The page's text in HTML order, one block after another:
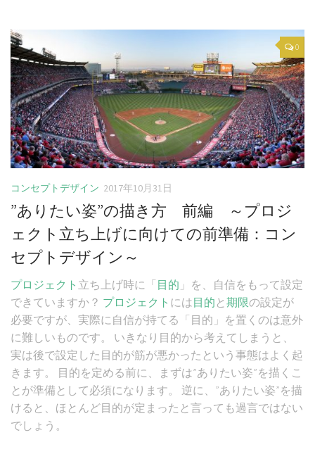
0
コンセプトデザイン 2017年10月31日
”ありたい姿”の描き方 前編 ～プロジ
ェクト立ち上げに向けての前準備：コン
セプトデザイン～
プロジェクト 立ち上げ時に「 目的 」を、自信をもって設定
できていますか？ プロジェクト には 目的 と 期限の設定が
必要ですが、実際に自信が持てる「目的」を置くのは意外
に難しいものです。 いきなり目的から考えてしまうと、
実は後で設定した目的が筋が悪かったという事態はよく起
きます。 目的を定める前に、まずは”ありたい姿”を描くこ
とが準備として必須になります。 逆に、”ありたい姿”を描
けると、ほとんど目的が定まったと言っても過言ではない
でしょう。